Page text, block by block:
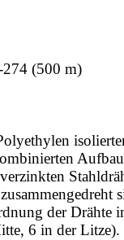
(500 m)
Aufbau
der Drähte
6 in der Litze).